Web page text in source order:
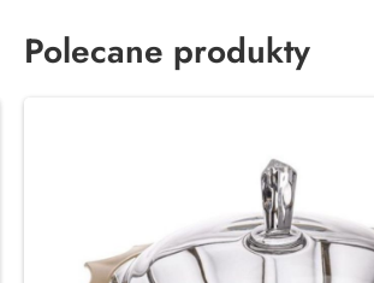
Polecane produkty